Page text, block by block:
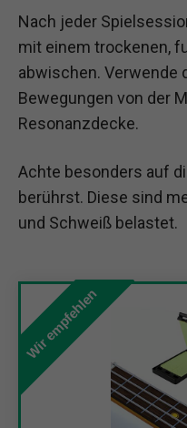
Nach jeder
mit einem trockenen,
abwischen. Verwende
Bewegungen von der
Resonanzdecke.
Achte besonders auf
berührst. Diese sind
und Schweiß belastet.
Wir empfehlen